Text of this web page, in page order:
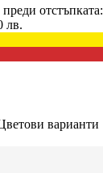
отстъпката:
лв.
варианти